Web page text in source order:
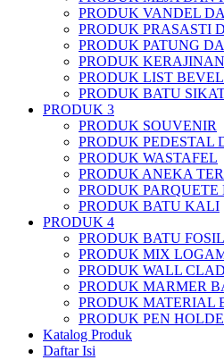
PRODUK VANDEL
PRODUK PRASASTI
PRODUK PATUNG
PRODUK KERAJINAN
PRODUK LIST BEVEL
PRODUK BATU
PRODUK 3
PRODUK SOUVENIR
PRODUK PEDESTAL
PRODUK WASTAFEL
PRODUK ANEKA
PRODUK
PRODUK BATU KALI
PRODUK 4
PRODUK BATU FOSIL
PRODUK MIX
PRODUK WALL
PRODUK MARMER
PRODUK MATERIAL
PRODUK PEN
Katalog Produk
Daftar Isi